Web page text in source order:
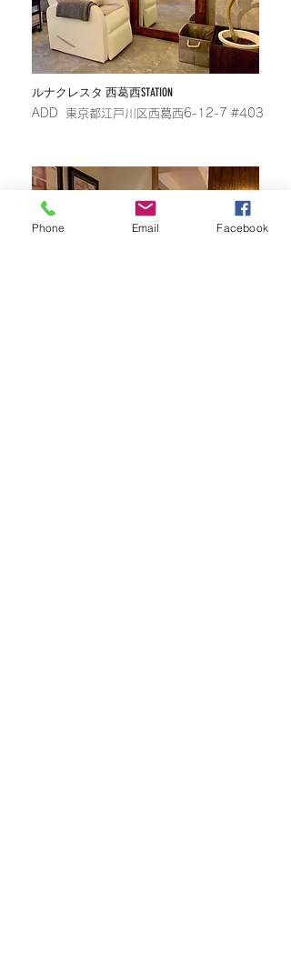
​ルナクレスタ 西葛西STATION
​ADD 東京都江戸川区西葛西6-12-7 #403
Phone Email Facebook